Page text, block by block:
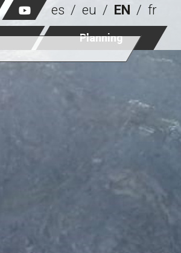
es eu EN fr
Planning